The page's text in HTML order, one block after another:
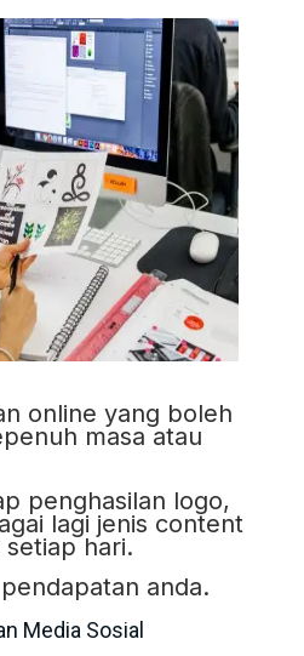
online yang boleh
masa atau
penghasilan logo,
lagi jenis content
hari.
anda.
Media Sosial